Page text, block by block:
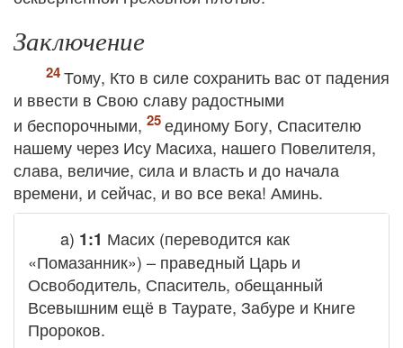
Заключение
Тому, Кто в силе сохранить вас от падения
и ввести в Свою славу радостными
и беспорочными,
единому Богу, Спасителю
нашему через Ису Масиха, нашего Повелителя,
слава, величие, сила и власть и до начала
времени, и сейчас, и во все века! Аминь.
a) 1:1 Масих (переводится как
«Помазанник») – праведный Царь и
Освободитель, Спаситель, обещанный
Всевышним ещё в Таурате, Забуре и Книге
Пророков.